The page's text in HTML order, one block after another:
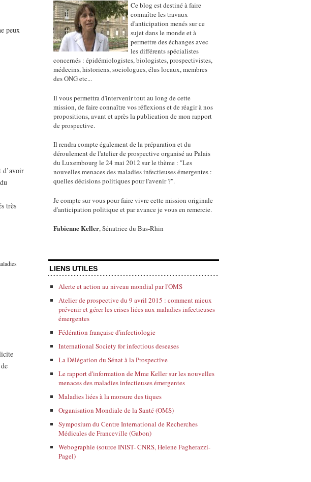
peux
d’avoir
très
Ce blog est destiné à faire
connaître les travaux
d'anticipation menés sur ce
sujet dans le monde et à
permettre des échanges avec
les différents spécialistes
concernés : épidémiologistes, biologistes, prospectivistes,
médecins, historiens, sociologues, élus locaux, membres
des ONG etc...
Il vous permettra d'intervenir tout au long de cette
mission, de faire connaître vos réflexions et de réagir à nos
propositions, avant et après la publication de mon rapport
de prospective.
Il rendra compte également de la préparation et du
déroulement de l'atelier de prospective organisé au Palais
du Luxembourg le 24 mai 2012 sur le thème : "Les
nouvelles menaces des maladies infectieuses émergentes :
quelles décisions politiques pour l'avenir ?".
Je compte sur vous pour faire vivre cette mission originale
d'anticipation politique et par avance je vous en remercie.
Fabienne Keller, Sénatrice du Bas-Rhin
LIENS UTILES
Alerte et action au niveau mondial par l'OMS
Atelier de prospective du 9 avril 2015 : comment mieux
prévenir et gérer les crises liées aux maladies infectieuses
émergentes
Fédération française d'infectiologie
International Society for infectious deseases
La Délégation du Sénat à la Prospective
Le rapport d'information de Mme Keller sur les nouvelles
menaces des maladies infectieuses émergentes
Maladies liées à la morsure des tiques
Organisation Mondiale de la Santé (OMS)
Symposium du Centre International de Recherches
Médicales de Franceville (Gabon)
Webographie (source INIST- CNRS, Helene Fagherazzi-
Pagel)